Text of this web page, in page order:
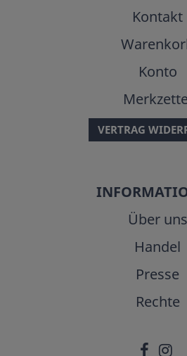
Kontakt
Konto
VERTRAG
Über uns
Handel
Presse
Rechte